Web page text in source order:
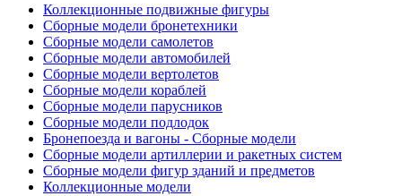
Коллекционные подвижные фигуры
Сборные модели бронетехники
Сборные модели самолетов
Сборные модели автомобилей
Сборные модели вертолетов
Сборные модели кораблей
Сборные модели парусников
Сборные модели подлодок
Бронепоезда и вагоны - Сборные модели
Сборные модели артиллерии и ракетных систем
Сборные модели фигур зданий и предметов
Коллекционные модели